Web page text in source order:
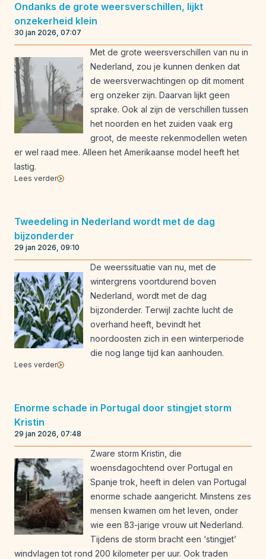
Ondanks de grote weersverschillen, lijkt
onzekerheid klein
30 jan 2026, 07:07
Met de grote weersverschillen van nu in
Nederland, zou je kunnen denken dat
de weersverwachtingen op dit moment
erg onzeker zijn. Daarvan lijkt geen
sprake. Ook al zijn de verschillen tussen
het noorden en het zuiden vaak erg
groot, de meeste rekenmodellen weten
er wel raad mee. Alleen het Amerikaanse model heeft het
lastig.
Lees verder
Tweedeling in Nederland wordt met de dag
bijzonderder
29 jan 2026, 09:10
De weerssituatie van nu, met de
wintergrens voortdurend boven
Nederland, wordt met de dag
bijzonderder. Terwijl zachte lucht de
overhand heeft, bevindt het
noordoosten zich in een winterperiode
die nog lange tijd kan aanhouden.
Lees verder
Enorme schade in Portugal door stingjet storm
Kristin
29 jan 2026, 07:48
Zware storm Kristin, die
woensdagochtend over Portugal en
Spanje trok, heeft in delen van Portugal
enorme schade aangericht. Minstens zes
mensen kwamen om het leven, onder
wie een 83-jarige vrouw uit Nederland.
Tijdens de storm bracht een ‘stingjet’
windvlagen tot rond 200 kilometer per uur. Ook traden